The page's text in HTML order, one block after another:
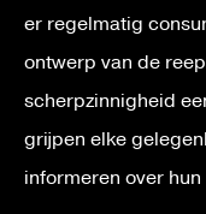
er regelmatig
ontwerp van de
scherpzinnigheid
grijpen elke
informeren over